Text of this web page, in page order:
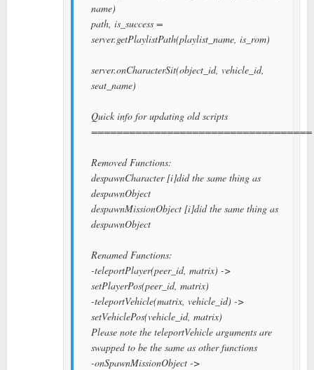
name)
path, is_success =
server.getPlaylistPath(playlist_name, is_rom)
server.onCharacterSit(object_id, vehicle_id,
seat_name)
Quick info for updating old scripts
===================================
Removed Functions:
despawnCharacter [i]did the same thing as
despawnObject
despawnMissionObject [i]did the same thing as
despawnObject
Renamed Functions:
-teleportPlayer(peer_id, matrix) ->
setPlayerPos(peer_id, matrix)
-teleportVehicle(matrix, vehicle_id) ->
setVehiclePos(vehicle_id, matrix)
Please note the teleportVehicle arguments are
swapped to be the same as other functions
-onSpawnMissionObject ->